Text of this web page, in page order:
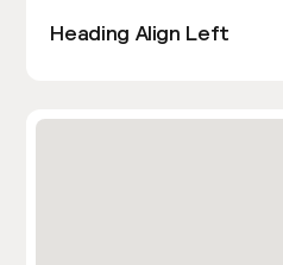
Heading Align Left